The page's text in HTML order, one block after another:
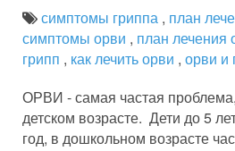
симптомы гриппа , план
симптомы орви , план лечения
грипп , как лечить орви , орви и
ОРВИ - самая частая
детском возрасте. Дети до 5
год, в дошкольном возрасте